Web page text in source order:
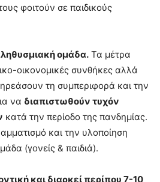
φοιτούν σε παιδικούς
ομάδα. Τα μέτρα
οικονομικές συνθήκες αλλά
τη συμπεριφορά και την
να διαπιστωθούν τυχόν
κατά την περίοδο της πανδημίας.
και την υλοποίηση
(γονείς & παιδιά).
και διαρκεί περίπου 7-10